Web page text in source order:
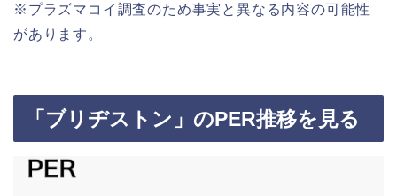
※プラズマコイ調査のため事実と異なる内容の可能性
があります。
「ブリヂストン」のPER推移を見る